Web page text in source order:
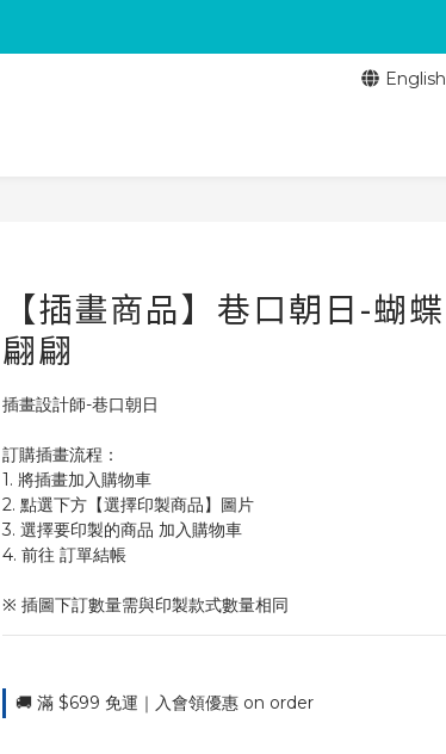
English
【插畫商品】巷口朝日-蝴蝶
翩翩
插畫設計師-巷口朝日
訂購插畫流程：
1. 將插畫加入購物車
2. 點選下方【選擇印製商品】圖片
3. 選擇要印製的商品 加入購物車
4. 前往 訂單結帳
※ 插圖下訂數量需與印製款式數量相同
🚚 滿 $699 免運｜入會領優惠 on order